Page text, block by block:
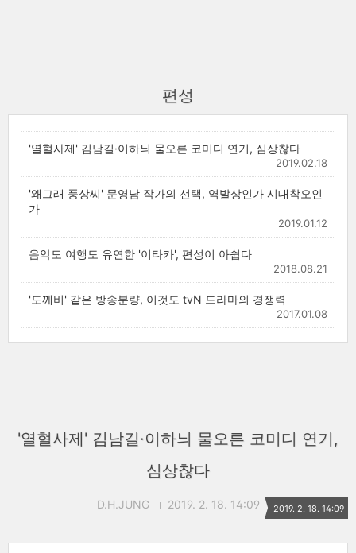
편성
'열혈사제' 김남길·이하늬 물오른 코미디 연기, 심상찮다
2019.02.18
'왜그래 풍상씨' 문영남 작가의 선택, 역발상인가 시대착오인
가
2019.01.12
음악도 여행도 유연한 '이타카', 편성이 아쉽다
2018.08.21
'도깨비' 같은 방송분량, 이것도 tvN 드라마의 경쟁력
2017.01.08
'열혈사제' 김남길·이하늬 물오른 코미디 연기,
심상찮다
D.H.JUNG 2019. 2. 18. 14:09 2019. 2. 18. 14:09